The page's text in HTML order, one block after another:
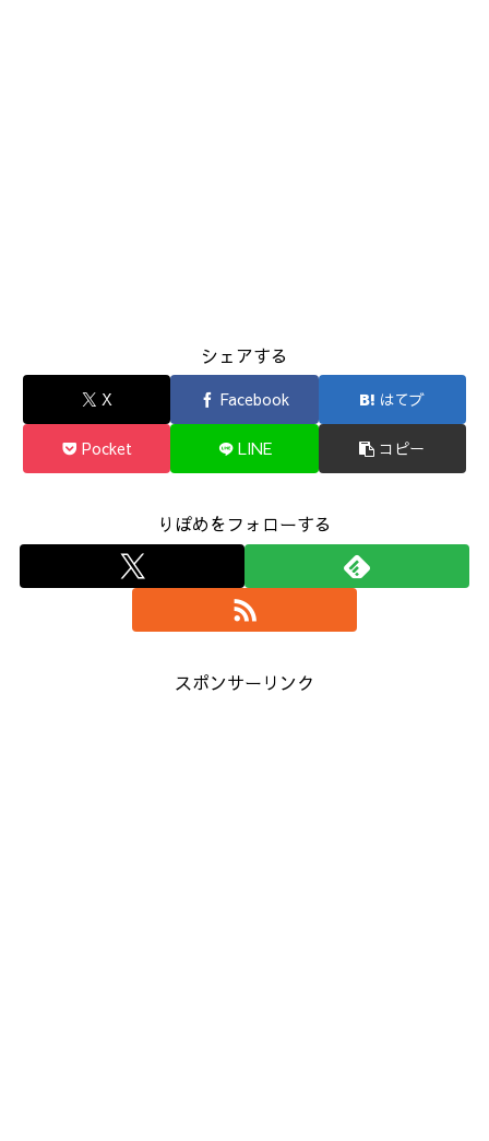
シェアする
X Facebook はてブ
Pocket LINE コピー
りぽめをフォローする
スポンサーリンク